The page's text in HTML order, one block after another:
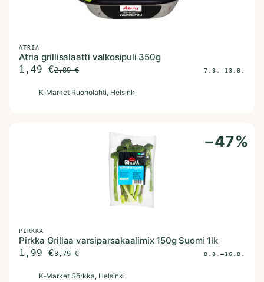
ATRIA
Atria grillisalaatti valkosipuli 350g
1,49 €2,89€ 7.8.–13.8.
K‑Market Ruoholahti, Helsinki
−47%
PIRKKA
Pirkka Grillaa varsiparsakaalimix 150g Suomi 1lk
1,99 €3,79€ 8.8.–16.8.
K‑Market Sörkka, Helsinki